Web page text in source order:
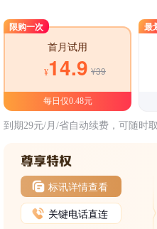
限购一次
首月试用
¥14.9 ¥39
每日仅0.48元
最
到期29元/月/省自动续费，可随时取
标讯详情查看
关键电话直连